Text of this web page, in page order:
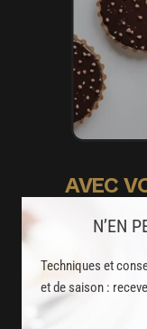
N’EN
Techniques et
et de saison :
AVEC
8000